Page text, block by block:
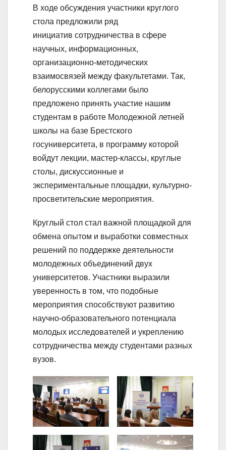
В ходе обсуждения участники круглого
стола предложили ряд
инициатив сотрудничества в сфере
научных, информационных,
организационно-методических
взаимосвязей между факультетами. Так,
белорусскими коллегами было
предложено принять участие нашим
студентам в работе Молодежной летней
школы на базе Брестского
госуниверситета, в программу которой
войдут лекции, мастер-классы, круглые
столы, дискуссионные и
экспериментальные площадки, культурно-
просветительские мероприятия.
Круглый стол стал важной площадкой для
обмена опытом и выработки совместных
решений по поддержке деятельности
молодежных объединений двух
университетов. Участники выразили
уверенность в том, что подобные
мероприятия способствуют развитию
научно-образовательного потенциала
молодых исследователей и укреплению
сотрудничества между студентами разных
вузов.